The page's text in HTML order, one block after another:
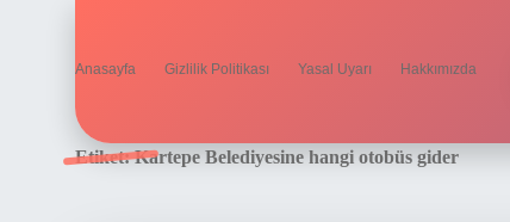
Anasayfa Gizlilik Politikası Yasal Uyarı Hakkımızda
Etiket:Kartepe Belediyesine hangi otobüs gider